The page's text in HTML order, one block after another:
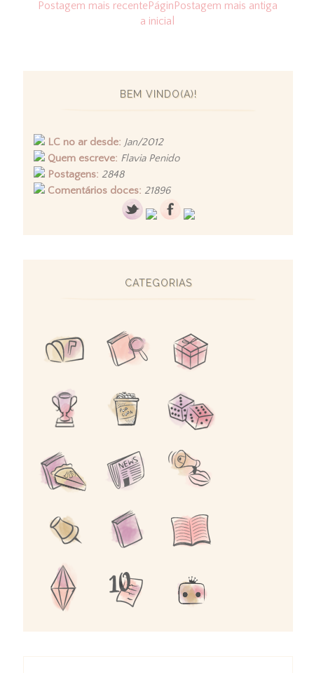
Postagem mais recente Postagem mais antiga
Págin
a inicial
BEM VINDO(A)!
LC no ar desde: Jan/2012
Quem escreve: Flavia Penido
Postagens: 2848
Comentários doces: 21896
CATEGORIAS